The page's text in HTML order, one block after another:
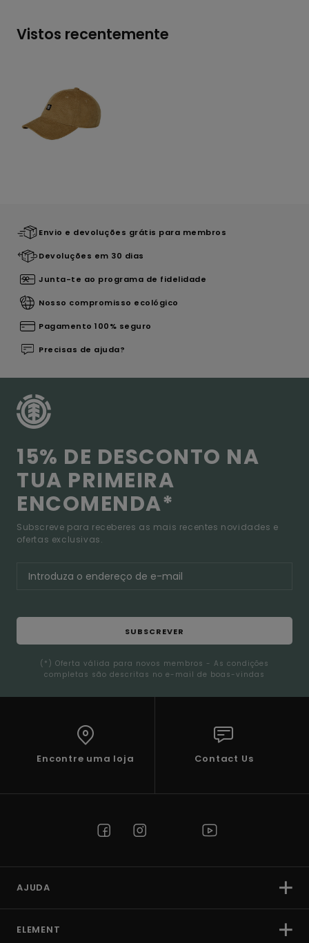
Vistos recentemente
Envio e devoluções grátis para membros
Devoluções em 30 dias
Junta-te ao programa de fidelidade
Nosso compromisso ecológico
Pagamento 100% seguro
Precisas de ajuda?
15% DE DESCONTO NA
TUA PRIMEIRA
ENCOMENDA*
Subscreve para receberes as mais recentes novidades e
ofertas exclusivas.
SUBSCREVER
(*) Oferta válida para novos membros - As condições
completas são descritas no e-mail de boas-vindas
Encontre uma loja Contact Us
AJUDA
ELEMENT